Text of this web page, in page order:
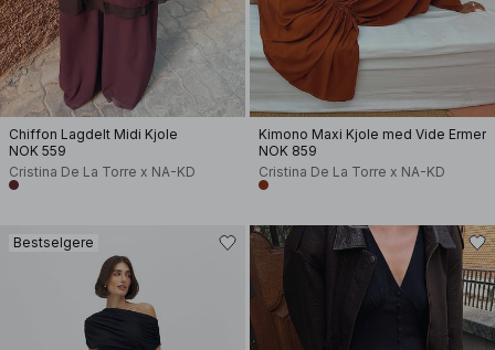
Chiffon Lagdelt Midi Kjole
NOK 559
Cristina De La Torre x NA-KD
Kimono Maxi Kjole med Vide Ermer
NOK 859
Cristina De La Torre x NA-KD
Bestselgere